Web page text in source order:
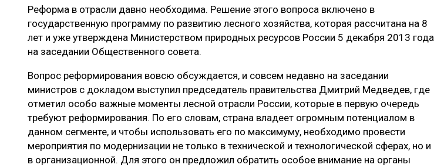
Реформа в отрасли давно необходима. Решение этого вопроса включено в
государственную программу по развитию лесного хозяйства, которая рассчитана на 8
лет и уже утверждена Министерством природных ресурсов России 5 декабря 2013 года
на заседании Общественного совета.
Вопрос реформирования вовсю обсуждается, и совсем недавно на заседании
министров с докладом выступил председатель правительства Дмитрий Медведев, где
отметил особо важные моменты лесной отрасли России, которые в первую очередь
требуют реформирования. По его словам, страна владеет огромным потенциалом в
данном сегменте, и чтобы использовать его по максимуму, необходимо провести
мероприятия по модернизации не только в технической и технологической сферах, но и
в организационной. Для этого он предложил обратить особое внимание на органы